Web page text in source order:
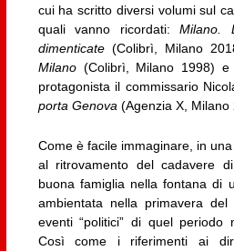
cui ha scritto diversi volumi sul
quali vanno ricordati:Milano.
dimenticate(Colibrì, Milano
Milano(Colibrì, Milano 1998) e
protagonista il commissario
porta Genova(Agenzia X, Milano
Come è facile immaginare, in
al ritrovamento del cadavere
buona famiglia nella fontana di
ambientata nella primavera
eventi “politici” di quel periodo
Così come i riferimenti ai